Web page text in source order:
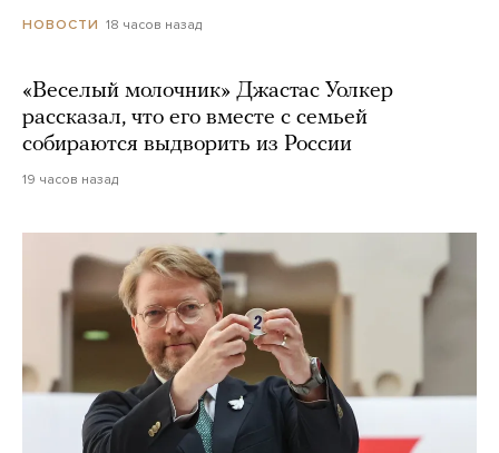
НОВОСТИ 18 часов назад
«Веселый молочник» Джастас Уолкер
рассказал, что его вместе с семьей
собираются выдворить из России
19 часов назад